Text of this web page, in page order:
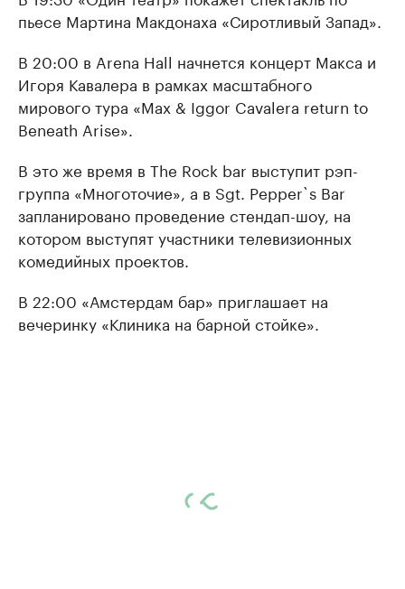
пьесе Мартина Макдонаха «Сиротливый Запад».
В 20:00 в Arena Hall начнется концерт Макса и
Игоря Кавалера в рамках масштабного
мирового тура «Max & Iggor Cavalera return to
Beneath Arise».
В это же время в The Rock bar выступит рэп-
группа «Многоточие», а в Sgt. Pepper`s Bar
запланировано проведение стендап-шоу, на
котором выступят участники телевизионных
комедийных проектов.
В 22:00 «Амстердам бар» приглашает на
вечеринку «Клиника на барной стойке».